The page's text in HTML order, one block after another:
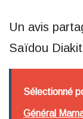
Un avis
Saïdou
Sélectionné
Général